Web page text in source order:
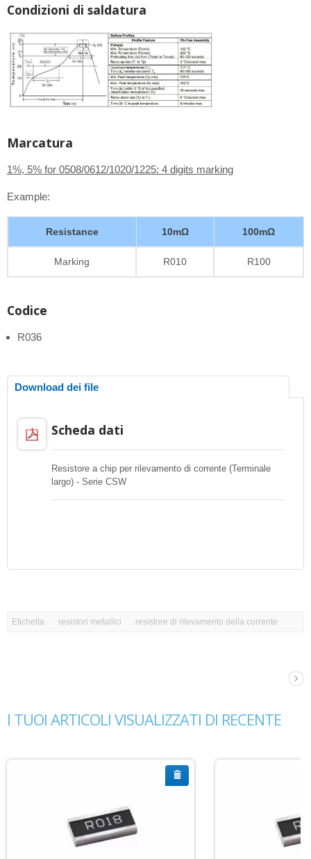
Condizioni di saldatura
Marcatura
1%, 5% for 0508/0612/1020/1225: 4 digits marking
Example:
Resistance 10mΩ 100mΩ
Marking R010 R100
Codice
R036
Download dei file
Scheda dati
Resistore a chip per rilevamento di corrente (Terminale
largo) - Serie CSW
Etichetta resistori metallici resistore di rilevamento della corrente
I TUOI ARTICOLI VISUALIZZATI DI RECENTE